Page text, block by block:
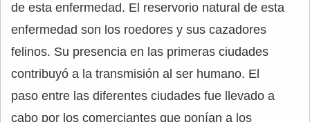
de esta enfermedad. El reservorio natural de esta
enfermedad son los roedores y sus cazadores
felinos. Su presencia en las primeras ciudades
contribuyó a la transmisión al ser humano. El
paso entre las diferentes ciudades fue llevado a
cabo por los comerciantes que ponían a los